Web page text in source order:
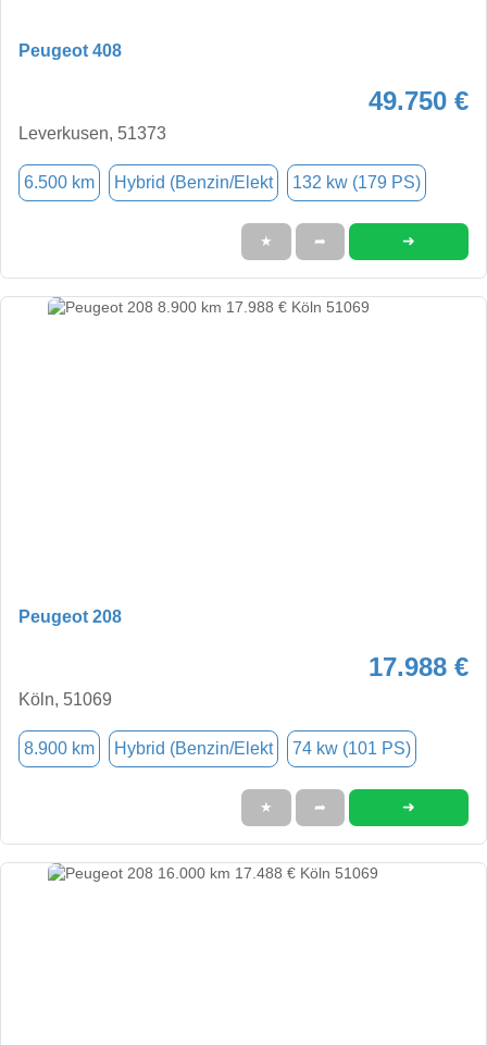
Peugeot 408
49.750 €
Leverkusen, 51373
6.500 km Hybrid (Benzin/Elekt 132 kw (179 PS)
★ ➦ ➜
Peugeot 208
17.988 €
Köln, 51069
8.900 km Hybrid (Benzin/Elekt 74 kw (101 PS)
★ ➦ ➜